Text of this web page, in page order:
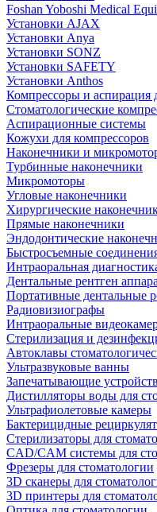
Foshan Yoboshi Medical
Установки AJAX
Установки Anya
Установки SONZ
Установки SAFETY
Установки Anthos
Компрессоры и аспирация
Стоматологические
Аспирационные системы
Кожухи для компрессоров
Наконечники и
Турбинные наконечники
Микромоторы
Угловые наконечники
Хирургические
Прямые наконечники
Эндодонтические
Быстросъемные
Интраоральная
Дентальные рентген
Портативные дентальные
Радиовизиографы
Интраоральные
Стерилизация и
Автоклавы
Ультразвуковые ванны
Запечатывающие
Дистилляторы воды для
Ультрафиолетовые камеры
Бактерицидные
Стерилизаторы для
CAD/CAM системы для
Фрезеры для стоматологии
3D cканеры для
3D принтеры для